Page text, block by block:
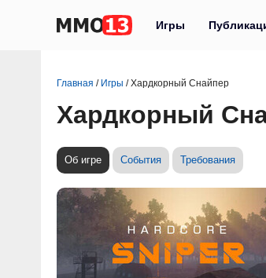
Игры
Главная / Игры /Хардкорный Снайпер
Хардкорный
Об игре События Требования